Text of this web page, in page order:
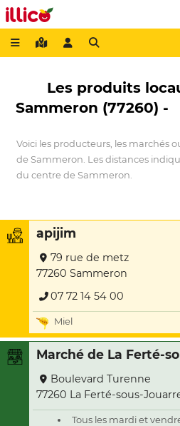
Les produits
Sammeron (77260) -
Voici les producteurs, les marchés
de Sammeron. Les distances
du centre de Sammeron.
apijim
79 rue de metz
77260 Sammeron
07 72 14 54 00
Miel
Marché de La Ferté-
Boulevard Turenne
77260 La Ferté-sous-
Tous les mardi et